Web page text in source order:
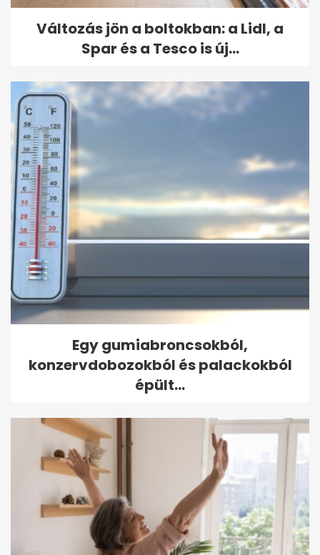
Változás jön a boltokban: a Lidl, a
Spar és a Tesco is új...
Egy gumiabroncsokból,
konzervdobozokból és palackokból
épült...